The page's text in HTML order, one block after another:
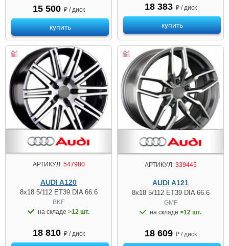
15 500 ₽ / диск
купить
18 383 ₽ / диск
купить
АРТИКУЛ:547980
AUDI A120
8x18 5/112 ET39 DIA 66.6
BKF
на складе >12 шт.
18 810 ₽ / диск
АРТИКУЛ:339445
AUDI A121
8x18 5/112 ET39 DIA 66.6
GMF
на складе >12 шт.
18 609 ₽ / диск